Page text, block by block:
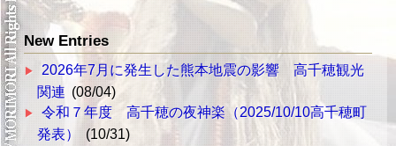
New Entries
2026年7月に発生した熊本地震の影響 高千穂観光
関連 (08/04)
令和７年度 高千穂の夜神楽（2025/10/10高千穂町
発表）
(10/31)